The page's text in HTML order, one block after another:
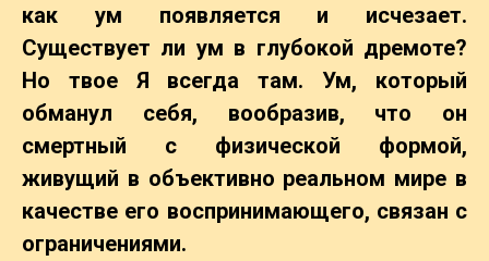
как ум появляется и исчезает.
Существует ли ум в глубокой дремоте?
Но твое Я всегда там. Ум, который
обманул себя, вообразив, что он
смертный с физической формой,
живущий в объективно реальном мире в
качестве его воспринимающего, связан с
ограничениями.